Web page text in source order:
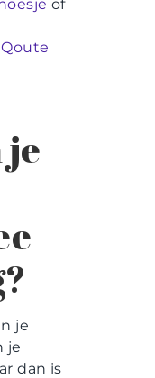
of
je
je
je
dan is